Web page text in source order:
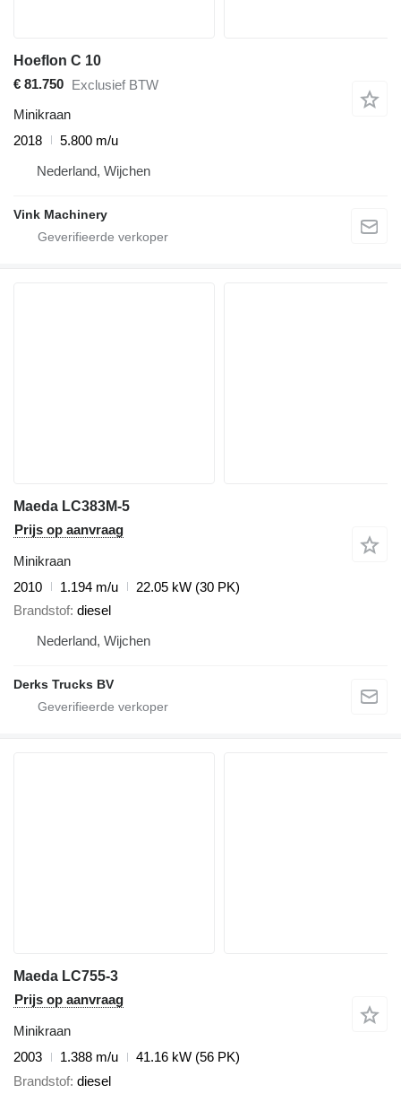
Hoeflon C 10
€ 81.750 Exclusief BTW
Minikraan
2018
5.800 m/u
Nederland, Wijchen
Vink Machinery
Maeda LC383M-5
Prijs op aanvraag
Minikraan
2010
1.194 m/u
22.05 kW (30 PK)
Brandstof diesel
Nederland, Wijchen
Derks Trucks BV
Maeda LC755-3
Prijs op aanvraag
Minikraan
2003
1.388 m/u
41.16 kW (56 PK)
Brandstof diesel